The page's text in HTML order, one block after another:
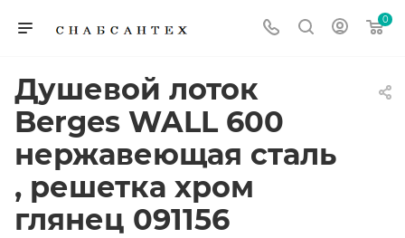
0
Душевой лоток
Berges WALL 600
нержавеющая сталь
, решетка хром
глянец 091156